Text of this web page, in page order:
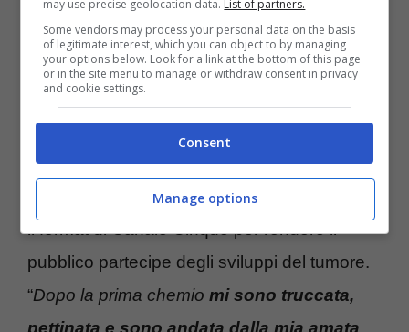
quando una preoccupatissima Eleonora
Giorgi salutava i telespettatori con una
promessa ben precisa: “Vi terrò aggiornati
sulla chemio“.
A distanza di 20 giorni, l’attrice ha tenuto fede
alla parola data e si è davvero collegata con
il format di Canale Cinque per rendere il
pubblico partecipe degli sviluppi del tumore.
“Dopo la prima chemio mi sono truccata,
pettinata e sono andata dalla mia amata
may use precise geolocation data. List of partners.
Some vendors may process your personal data on the basis
of legitimate interest, which you can object to by managing
your options below. Look for a link at the bottom of this page
or in the site menu to manage or withdraw consent in privacy
and cookie settings.
Consent
Manage options